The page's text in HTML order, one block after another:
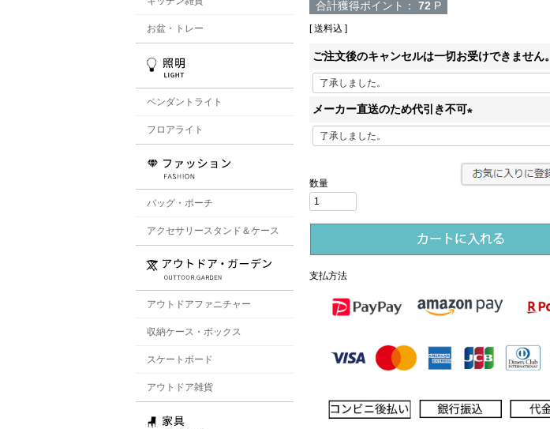
お盆・トレー
ペンダントライト
フロアライト
バッグ・ポーチ
アクセサリースタンド＆ケース
アウトドアファニチャー
収納ケース・ボックス
スケートボード
アウトドア雑貨
合計獲得ポイント： 72 P
送料込
ご注文後のキャンセルは一切お受けできません。
メーカー直送のため代引き不可
須
支払方法